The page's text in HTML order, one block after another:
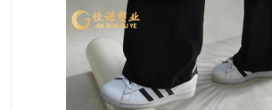
地毯保护膜 家具保
拉伸缠绕膜 透明保
黑白保护膜 乳白保